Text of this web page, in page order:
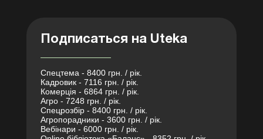
Подписаться на Uteka
Спецтема - 8400 грн. / рік.
Кадровик - 7116 грн. / рік.
Комерція - 6864 грн. / рік.
Агро - 7248 грн. / рік.
Спецрозбір - 8400 грн. / рік.
Агропорадники - 3600 грн. / рік.
Вебінари - 6000 грн. / рік.